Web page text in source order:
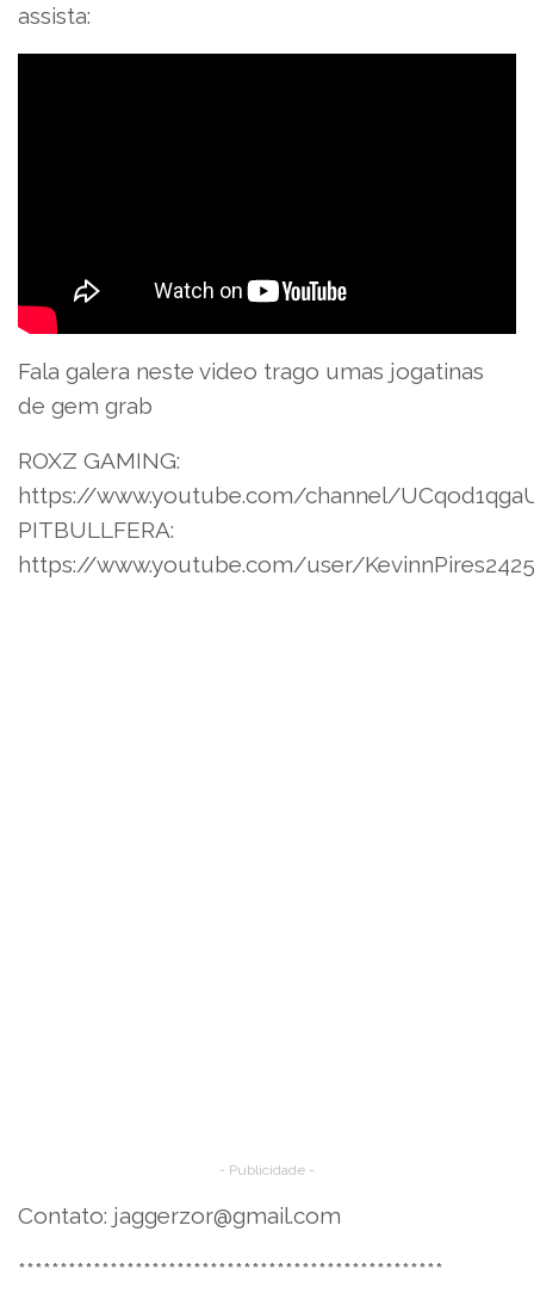
assista:
Fala galera neste video trago umas jogatinas
de gem grab
ROXZ GAMING:
https://www.youtube.com/channel/
PITBULLFERA:
https://www.youtube.com/user/
- Publicidade -
Contato: jaggerzor@gmail.com
***************************************************